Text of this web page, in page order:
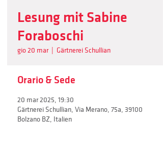
Lesung mit Sabine
Foraboschi
gio 20 mar
  |
Gärtnerei Schullian
Orario & Sede
20 mar 2025, 19:30
Gärtnerei Schullian, Via Merano, 75a, 39100
Bolzano BZ, Italien